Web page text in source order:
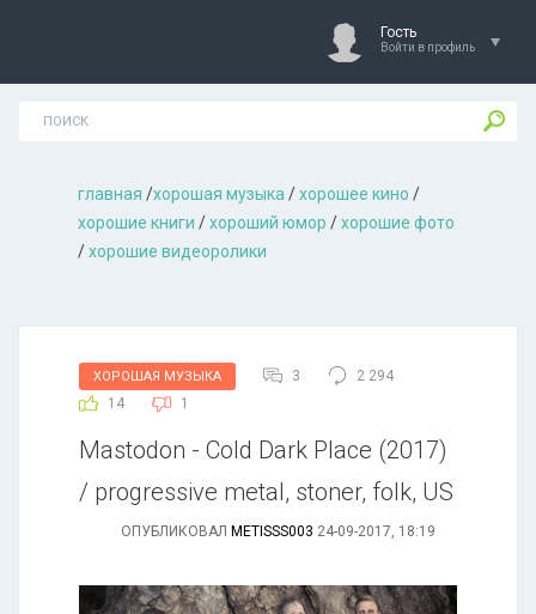
Гость
Войти в профиль
главная /хорошая музыкa /хорошее кино /
хорошие книги /хороший юмор /хорошие фото
/хорошие видеоролики
ХОРОШАЯ МУЗЫКА 3
2 294
14
1
Маstodon - Сold Dаrk Рlace (2017)
/ progressive metal, stoner, folk, US
ОПУБЛИКОВАЛ METISSS003 24-09-2017, 18:19